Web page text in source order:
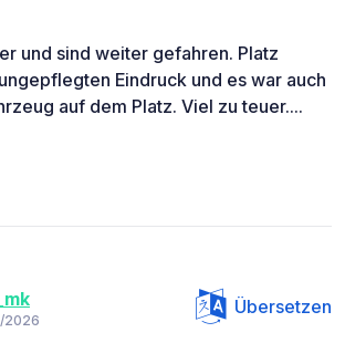
und sind weiter gefahren. Platz
Eindruck und es war auch
auf dem Platz. Viel zu teuer....
2026
Übersetzen